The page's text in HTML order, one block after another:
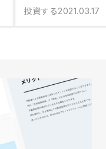
投資する2021.03.17